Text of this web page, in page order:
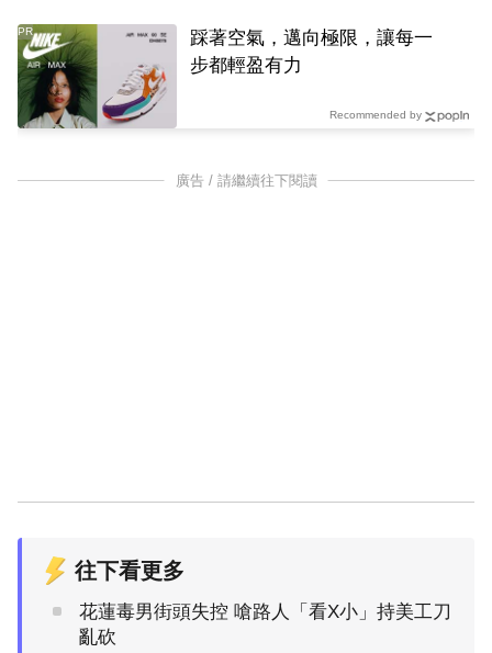
踩著空氣，邁向極限，讓每一
步都輕盈有力
PR
Recommended by
廣告 / 請繼續往下閱讀
往下看更多
花蓮毒男街頭失控 嗆路人「看X小」持美工刀
亂砍